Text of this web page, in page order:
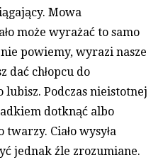
Mowa
może wyrażać to samo
nie powiemy, wyrazi nasze
dać chłopcu do
Podczas nieistotnej
dotknąć albo
Ciało wysyła
jednak źle zrozumiane.